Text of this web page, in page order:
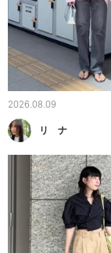
2026.08.09
リ ナ